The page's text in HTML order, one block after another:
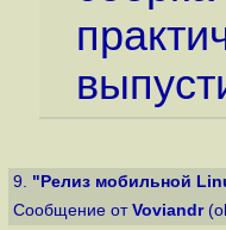
9. "Релиз мобильной
Сообщение от Voviandr